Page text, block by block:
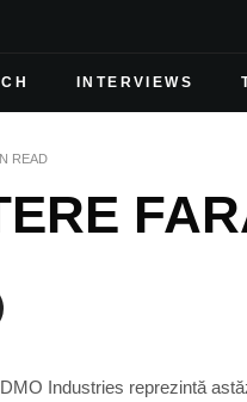
INTERVIEWS
READ
Industries reprezintă